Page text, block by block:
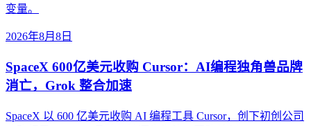
变量。
2026年8月8日
SpaceX 600亿美元收购 Cursor：AI编程独角兽品牌
消亡，Grok 整合加速
SpaceX 以 600 亿美元收购 AI 编程工具 Cursor，创下初创公司